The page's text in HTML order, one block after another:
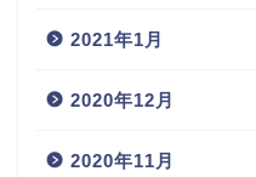
2021年1月
2020年12月
2020年11月